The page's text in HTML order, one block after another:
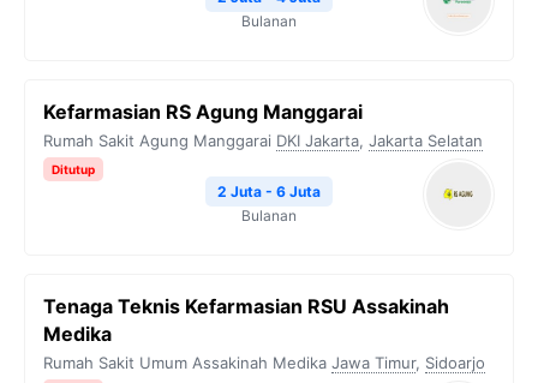
Bulanan
Kefarmasian RS Agung Manggarai
Rumah Sakit Agung Manggarai DKI Jakarta, Jakarta Selatan
Ditutup
2 Juta - 6 Juta
Bulanan
Tenaga Teknis Kefarmasian RSU Assakinah
Medika
Rumah Sakit Umum Assakinah Medika Jawa Timur, Sidoarjo